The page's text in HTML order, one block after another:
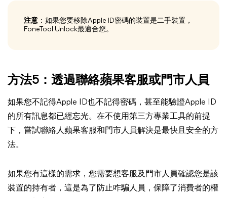
注意 ：如果您要移除Apple ID密碼的裝置是二手裝置，
FoneTool Unlock最適合您。
方法5：透過聯絡蘋果客服或門市人員
如果您不記得Apple ID也不記得密碼，甚至能驗證Apple ID
的所有訊息都已經忘光。在不使用第三方專業工具的前提
下，嘗試聯絡人蘋果客服和門市人員解決是最快且安全的方
法。
如果您有這樣的需求，您需要想客服及門市人員確認您是該
裝置的持有者，這是為了防止咋騙人員，保障了消費者的權